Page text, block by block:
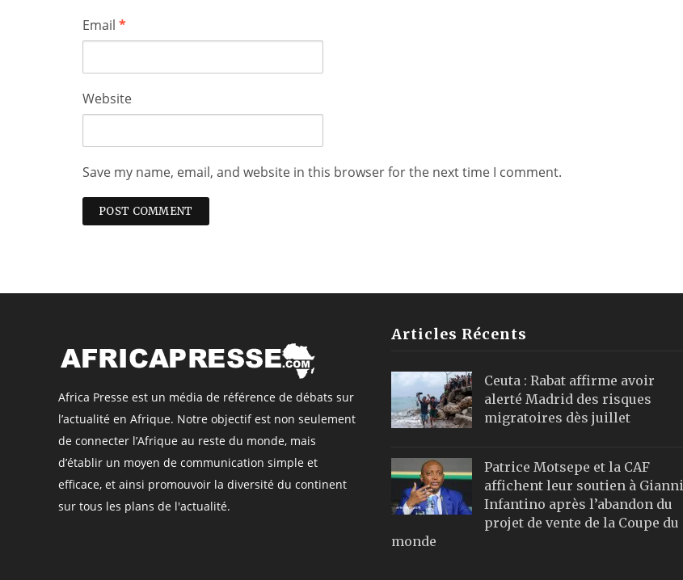
Email *
Website
Save my name, email, and website in this browser for the next time I comment.
Africa Presse est un média de référence de débats sur
l’actualité en Afrique. Notre objectif est non seulement
de connecter l’Afrique au reste du monde, mais
d’établir un moyen de communication simple et
efficace, et ainsi promouvoir la diversité du continent
sur tous les plans de l'actualité.
Articles Récents
Ceuta : Rabat affirme avoir
alerté Madrid des risques
migratoires dès juillet
Patrice Motsepe et la CAF
affichent leur soutien à Gianni
Infantino après l’abandon du
projet de vente de la Coupe du
monde